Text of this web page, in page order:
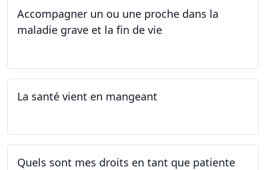
Accompagner un ou une proche dans la
maladie grave et la fin de vie
La santé vient en mangeant
Quels sont mes droits en tant que patiente